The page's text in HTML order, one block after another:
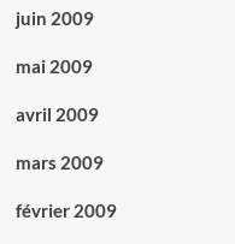
juin 2009
mai 2009
avril 2009
mars 2009
février 2009